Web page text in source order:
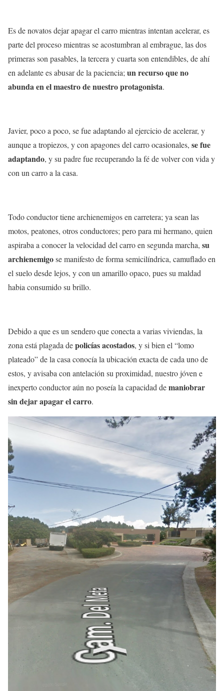
Es de novatos dejar apagar el carro mientras intentan acelerar, es
parte del proceso mientras se acostumbran al embrague, las dos
primeras son pasables, la tercera y cuarta son entendibles, de ahí
en adelante es abusar de la paciencia;un recurso que no
abunda en el maestro de nuestro protagonista.
Javier, poco a poco, se fue adaptando al ejercicio de acelerar, y
aunque a tropiezos, y con apagones del carro ocasionales, se fue
adaptando, y su padre fue recuperando la fé de volver con vida y
con un carro a la casa.
Todo conductor tiene archienemigos en carretera; ya sean las
motos, peatones, otros conductores; pero para mi hermano, quien
aspiraba a conocer la velocidad del carro en segunda marcha, su
archienemigose manifesto de forma semicilíndrica, camuflado en
el suelo desde lejos, y con un amarillo opaco, pues su maldad
habia consumido su brillo.
Debido a que es un sendero que conecta a varias viviendas, la
zona está plagada depolicías acostados, y si bien el “lomo
plateado” de la casa conocía la ubicación exacta de cada uno de
estos, y avisaba con antelación su proximidad, nuestro jóven e
inexperto conductor aún no poseía la capacidad demaniobrar
sin dejar apagar el carro.